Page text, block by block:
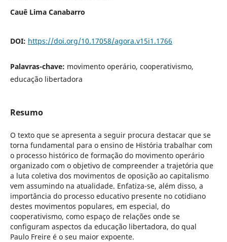
Cauê Lima Canabarro
DOI: https://doi.org/10.17058/agora.v15i1.1766
Palavras-chave: movimento operário, cooperativismo,
educação libertadora
Resumo
O texto que se apresenta a seguir procura destacar que se
torna fundamental para o ensino de História trabalhar com
o processo histórico de formação do movimento operário
organizado com o objetivo de compreender a trajetória que
a luta coletiva dos movimentos de oposição ao capitalismo
vem assumindo na atualidade. Enfatiza-se, além disso, a
importância do processo educativo presente no cotidiano
destes movimentos populares, em especial, do
cooperativismo, como espaço de relações onde se
configuram aspectos da educação libertadora, do qual
Paulo Freire é o seu maior expoente.